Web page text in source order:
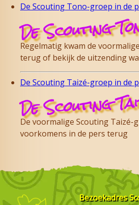
De Scouting Tono-groep in de
De Scouting
Regelmatig kwam de
terug of bekijk de uitzending
De Scouting Taizé-groep in de
De Scouting
De voormalige Scouting Taizé-
voorkomens in de pers terug
Bezoekadres